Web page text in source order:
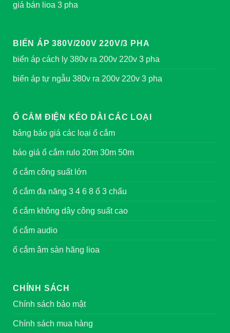
giá bán lioa 3 pha
BIẾN ÁP 380V/200V 220V/3 PHA
biến áp cách ly 380v ra 200v 220v 3 pha
biến áp tự ngẫu 380v ra 200v 220v 3 pha
Ổ CẮM ĐIỆN KÉO DÀI CÁC LOẠI
bảng báo giá các loại ổ cắm
báo giá ổ cắm rulo 20m 30m 50m
ổ cắm công suất lớn
ổ cắm đa năng 3 4 6 8 ổ 3 chấu
ổ cắm không dây công suất cao
ổ cắm audio
ổ cắm âm sàn hãng lioa
CHÍNH SÁCH
Chính sách bảo mật
Chính sách mua hàng